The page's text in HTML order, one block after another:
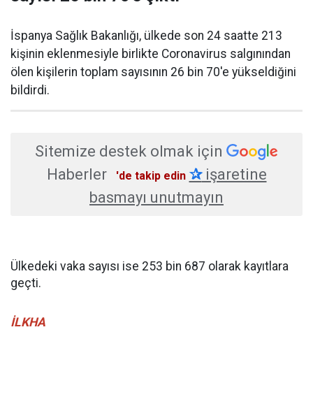
İspanya Sağlık Bakanlığı, ülkede son 24 saatte 213
kişinin eklenmesiyle birlikte Coronavirus salgınından
ölen kişilerin toplam sayısının 26 bin 70'e yükseldiğini
bildirdi.
Sitemize destek olmak için
Haberler
'de takip edin ✰işaretine
basmayı unutmayın
Ülkedeki vaka sayısı ise 253 bin 687 olarak kayıtlara
geçti.
İLKHA